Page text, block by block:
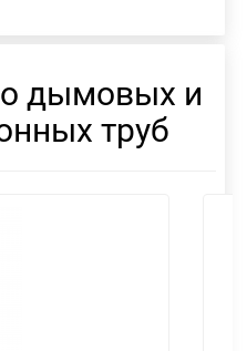
дымовых и
труб